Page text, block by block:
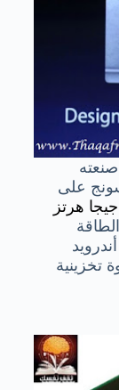
على
بقوة تخزينية